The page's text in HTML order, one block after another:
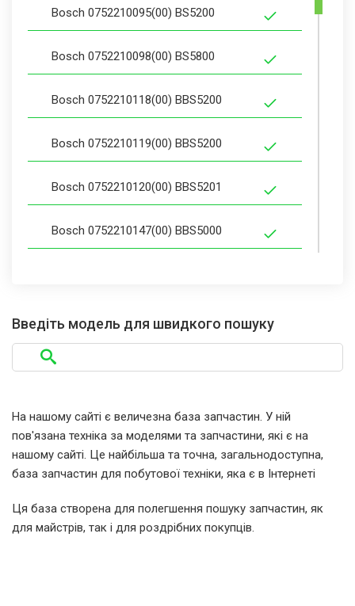
Bosch 0752210095(00) BS5200
Bosch 0752210098(00) BS5800
Bosch 0752210118(00) BBS5200
Bosch 0752210119(00) BBS5200
Bosch 0752210120(00) BBS5201
Bosch 0752210147(00) BBS5000
Bosch 0752210152(00) BBS2210
Bosch 0752210154(00) BBS2200
Bosch 0752210158(00) BBS5213
Введіть модель для швидкого пошуку
На нашому сайті є величезна база запчастин. У ній
пов'язана техніка за моделями та запчастини, які є на
нашому сайті. Це найбільша та точна, загальнодоступна,
база запчастин для побутової техніки, яка є в Інтернеті
Ця база створена для полегшення пошуку запчастин, як
для майстрів, так і для роздрібних покупців.